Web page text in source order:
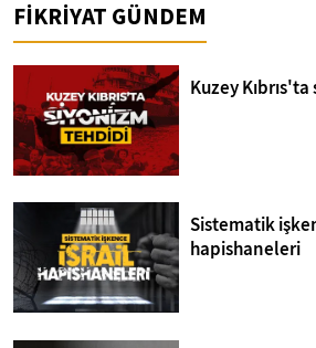
FİKRİYAT GÜNDEM
Kuzey
Sistematik
hapishaneleri